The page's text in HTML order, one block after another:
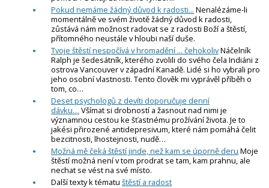
Pokud nemáme žádný důvod k radosti... Nenalézáme-li
momentálně ve svém životě žádný důvod k radosti,
zůstává nám možnost radovat se z radosti Boží a štěstí,
přítomného neustále v hloubi naší duše.
Tvoje štěstí nespočívá v hromadění ... čehokolivNáčelník
Ralph je šedesátník, kterého zvolili do svého čela Indiáni z
ostrova Vancouver v západní Kanadě. Lidé si ho vybrali pro
jeho osobní vlastnosti. Tento člověk mi vyprávěl příběh o
tom, co…
Deset psychologů z devíti doporučuje denní
dávku… Všímat si drobností a žasnout nad nimi je
významnou cestou ke šťastnému prožívání života. Je to
jakési přirozené antidepresivum, které nám pomáhá čelit
bezcitnosti, lhostejnosti, nudě…
Možná mě čeká štěstí jinde, než kam se úporně deru Moje
štěstí možná není v tom prodrat se tam, kam prahnu, ale
nechat se vést na své místo.
Další texty k tématu štěstí a radost